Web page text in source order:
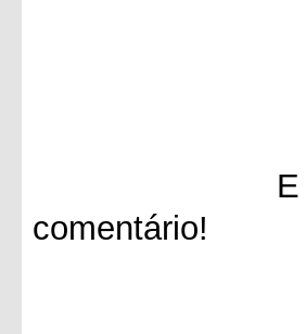
E você, o
comentário!